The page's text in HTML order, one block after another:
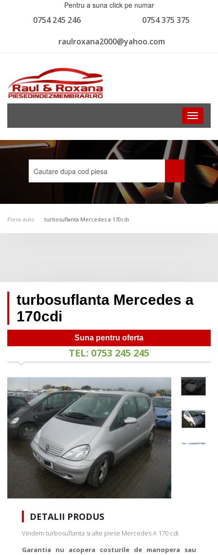
Pentru a suna click pe numar
0754 375 375
0754 245 246
raulroxana2000@yahoo.com
Toggle
Piese auto turbosuflanta Mercedes a 170cdi
turbosuflanta Mercedes a
170cdi
Suna pentru oferta
TEL: 0753 245 245
DETALII PRODUS
Vindem turbosuflanta si alte piese Mercedes A 170 cdi
Garantia nu acopera costurile de manopera sau